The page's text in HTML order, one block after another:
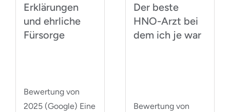
Erklärungen
und ehrliche
Fürsorge
Bewertung von
2025 (Google) Eine
Der beste
HNO-Arzt bei
dem ich je war
Bewertung von